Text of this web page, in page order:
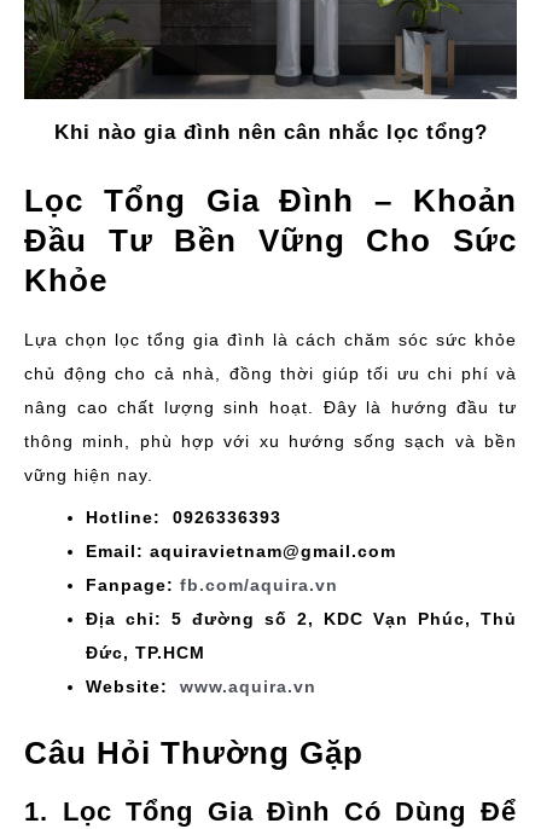
Khi nào gia đình nên cân nhắc lọc tổng?
Lọc Tổng Gia Đình – Khoản
Đầu Tư Bền Vững Cho Sức
Khỏe
Lựa chọn lọc tổng gia đình là cách chăm sóc sức khỏe
chủ động cho cả nhà, đồng thời giúp tối ưu chi phí và
nâng cao chất lượng sinh hoạt. Đây là hướng đầu tư
thông minh, phù hợp với xu hướng sống sạch và bền
vững hiện nay.
Hotline: 0926336393
Email: aquiravietnam@gmail.com
Fanpage: fb.com/aquira.vn
Địa chỉ: 5 đường số 2, KDC Vạn Phúc, Thủ
Đức, TP.HCM
Website: www.aquira.vn
Câu Hỏi Thường Gặp
1. Lọc Tổng Gia Đình Có Dùng Để